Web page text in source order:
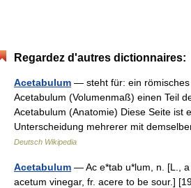
Regardez d'autres dictionnaires:
Acetabulum — steht für: ein
Acetabulum (Volumenmaß) einen Teil
Acetabulum (Anatomie) Diese Seite ist
Unterscheidung mehrerer mit
Deutsch Wikipedia
Acetabulum — Ac e*tab u*lum, n. [L.,
acetum vinegar, fr. acere to be sour.]